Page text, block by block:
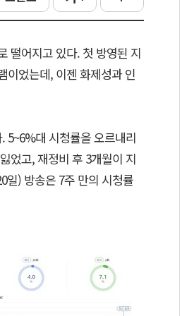
떨어지고 있다. 첫 방영된 지
이었는데, 이젠 화제성과 인
5~6%대 시청률을 오르내리
었고, 재정비 후 3개월이 지
일) 방송은 7주 만의 시청률